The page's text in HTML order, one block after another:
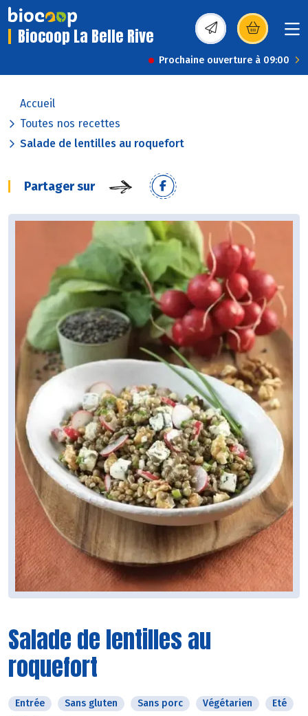
Biocoop La Belle Rive (s’ouvre dans une
Prochaine ouverture à 09:00
Accueil
Toutes nos recettes
Salade de lentilles au roquefort
Partager sur
Salade de lentilles au
roquefort
Entrée Sans gluten Sans porc Végétarien
Eté